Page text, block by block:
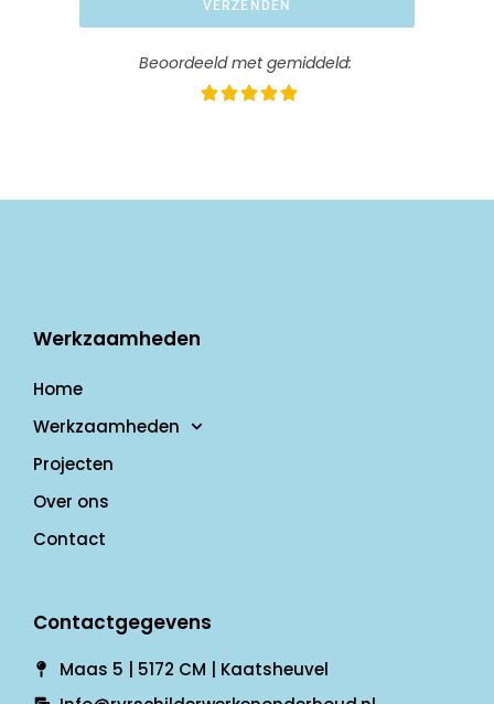
VERZENDEN
Beoordeeld met gemiddeld:
Werkzaamheden
Home
Werkzaamheden
Projecten
Over ons
Contact
Contactgegevens
Maas 5 | 5172 CM | Kaatsheuvel